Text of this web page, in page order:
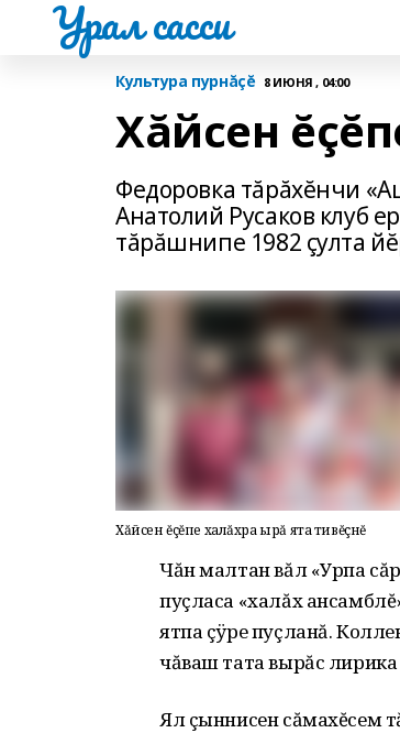
Урал сасси
Культура пурнăçĕ 8 ИЮНЯ , 04:00
Хăйсен
Федоровка тăрăхĕнчи
Анатолий Русаков клуб
тăрăшнипе 1982 çулта
Хăйсен ĕçĕпе халăхра ырă ята тивĕçнĕ
Чăн малтан вăл «Урпа
пуçласа «халăх
ятпа çÿре пуçланă.
чăваш тата вырăс
Ял çыннисен сăмахĕсем